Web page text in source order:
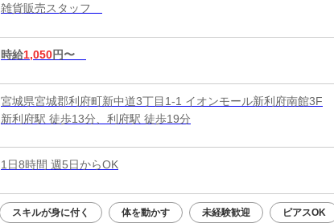
雑貨販売スタッフ
時給1,050円〜
宮城県宮城郡利府町新中道3丁目1-1 イオンモール新利府南館3F
新利府駅 徒歩13分、利府駅 徒歩19分
1日8時間 週5日からOK
スキルが身に付く 体を動かす 未経験歓迎 ピアスOK